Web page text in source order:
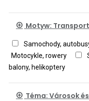
Motyw:
Samochody,
Motocykle, rowery
balony, helikoptery
Téma: Városok